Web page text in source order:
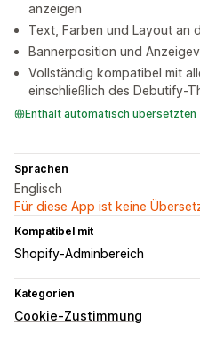
anzeigen
Text, Farben und Layout an
Bannerposition und
Vollständig kompatibel mit
einschließlich des Debutify-
Enthält automatisch übersetzten
Sprachen
Englisch
Für diese App ist keine
Kompatibel mit
Shopify-Adminbereich
Kategorien
Cookie-Zustimmung